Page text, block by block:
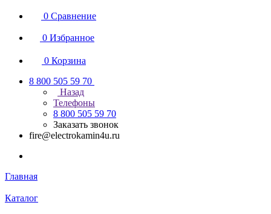
0 Сравнение
0 Избранное
0 Корзина
8 800 505 59 70
Назад
Телефоны
8 800 505 59 70
Заказать звонок
fire@electrokamin4u.ru
Главная
Каталог